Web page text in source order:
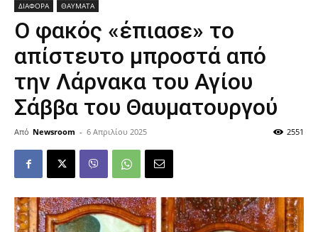
ΔΙΑΦΟΡΑ ΘΑΥΜΑΤΑ
Ο φακός «έπιασε» το
απίστευτο μπροστά από
την Λάρνακα του Αγίου
Σάββα του Θαυματουργού
Από Newsroom - 6 Απριλίου 2025 2551